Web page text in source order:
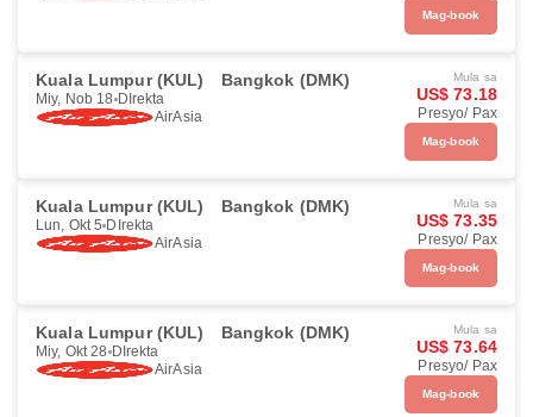
Mag-book
Kuala Lumpur (KUL) Bangkok (DMK)
Miy, Nob 18 DIrekta
AirAsia
Mula sa
US$ 73.18
Presyo/ Pax
Mag-book
Kuala Lumpur (KUL) Bangkok (DMK)
Lun, Okt 5 DIrekta
AirAsia
Mula sa
US$ 73.35
Presyo/ Pax
Mag-book
Kuala Lumpur (KUL) Bangkok (DMK)
Miy, Okt 28 DIrekta
AirAsia
Mula sa
US$ 73.64
Presyo/ Pax
Mag-book